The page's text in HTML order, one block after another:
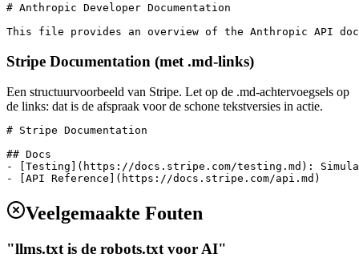
# Anthropic Developer Documentation
This file provides an overview of the Anthropic API
Stripe Documentation (met .md-links)
Een structuurvoorbeeld van Stripe. Let op de .md-achtervoegsels op
de links: dat is de afspraak voor de schone tekstversies in actie.
# Stripe Documentation
## Docs
- [Testing](https://docs.stripe.com/testing.md):
- [API Reference](https://docs.stripe.com/api.md)
Veelgemaakte Fouten
"llms.txt is de robots.txt voor AI"